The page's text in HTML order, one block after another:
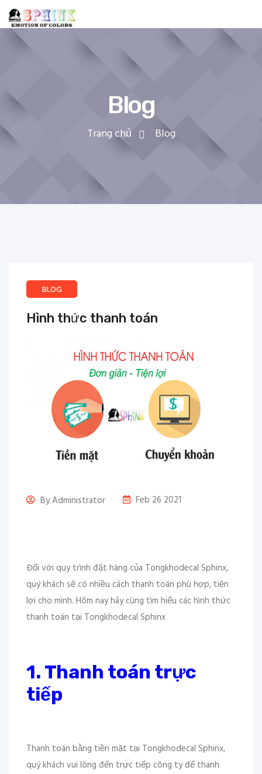
Blog
Trang chủ Blog
BLOG
Hình thức thanh toán
By Administrator Feb 26 2021
Đối với quy trình đặt hàng của Tongkhodecal Sphinx,
quý khách sẽ có nhiều cách thanh toán phù hợp, tiện
lợi cho mình. Hôm nay hãy cùng tìm hiểu các hình thức
thanh toán tại Tongkhodecal Sphinx
1. Thanh toán trực
tiếp
Thanh toán bằng tiền mặt tại Tongkhodecal Sphinx,
quý khách vui lòng đến trực tiếp công ty để thanh